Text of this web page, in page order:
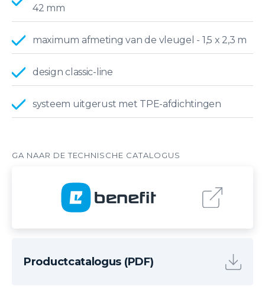
42 mm
maximum afmeting van de vleugel - 1,5 x 2,3 m
design classic-line
systeem uitgerust met TPE-afdichtingen
Productcatalogus (PDF)